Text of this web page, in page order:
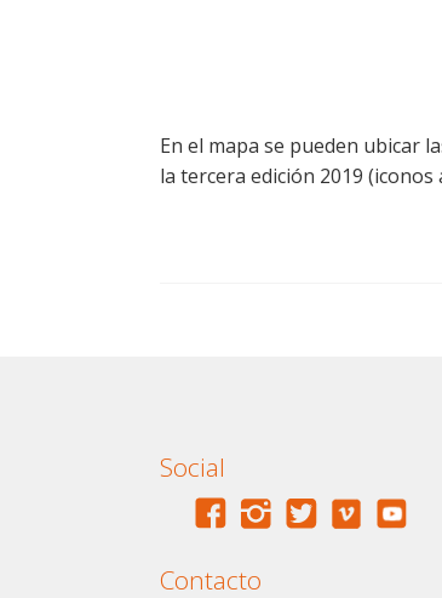
En el mapa se pueden ubicar
la tercera edición 2019 (iconos
Social
Contacto